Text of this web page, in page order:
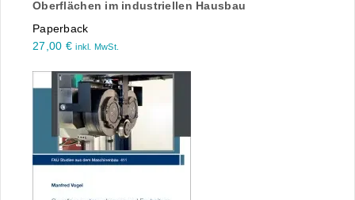
Oberflächen im industriellen Hausbau
Paperback
27,00 € inkl. MwSt.